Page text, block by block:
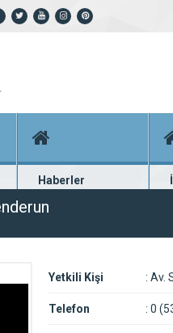
Haberler
En güncel haberler
Yetkili Kişi : Av.
Telefon : 0